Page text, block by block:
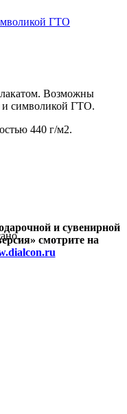
ГТО
Возможны
и символикой ГТО.
440 г/м2.
и сувенирной
смотрите на